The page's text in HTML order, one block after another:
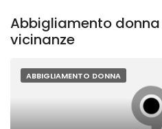
Abbigliamento
vicinanze
ABBIGLIAMENTO DONNA